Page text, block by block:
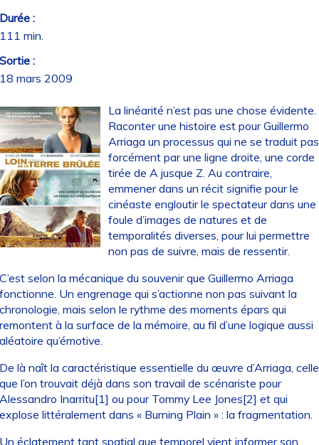
:
min.
:
mars 2009
La linéarité n’est pas une chose évidente.
Raconter une histoire est pour Guillermo
Arriaga un processus qui ne se traduit pas
forcément par une ligne droite, une corde
tirée de A jusque Z. Au contraire,
emmener dans un récit signifie pour le
cinéaste engloutir le spectateur dans une
foule d’images de natures et de
temporalités diverses, pour lui permettre
non pas de suivre, mais de ressentir.
selon la mécanique du souvenir que Guillermo Arriaga
Un engrenage qui s’actionne non pas suivant la
mais selon le rythme des moments épars qui
à la surface de la mémoire, au fil d’une logique aussi
qu’émotive.
là naît la caractéristique essentielle du œuvre d’Arriaga, celle
l’on trouvait déjà dans son travail de scénariste pour
Inarritu[1] ou pour Tommy Lee Jones[2] et qui
littéralement dans « Burning Plain » : la fragmentation.
éclatement tant spatial que temporel vient informer son